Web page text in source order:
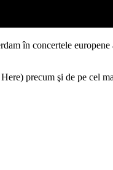
în concertele
precum şi de pe cel